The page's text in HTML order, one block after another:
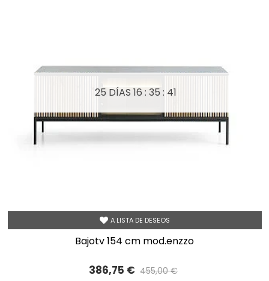
A LISTA DE DESEOS
25 DÍAS 16 : 35 : 39
bajotv 154 cm mod.enzzo
386,75 € 455,00 €